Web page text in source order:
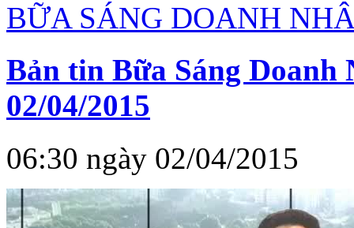
BỮA SÁNG DOANH
Bản tin Bữa Sáng Doanh
02/04/2015
06:30 ngày 02/04/2015